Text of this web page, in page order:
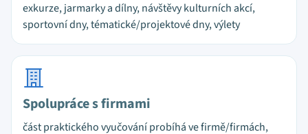
exkurze, jarmarky a dílny, návštěvy kulturních akcí,
sportovní dny, tématické/projektové dny, výlety
Spolupráce s firmami
část praktického vyučování probíhá ve firmě/firmách,